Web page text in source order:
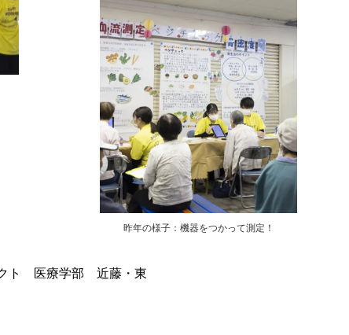
昨年の様子：機器をつかって測定！
ト 医療学部 近藤・東